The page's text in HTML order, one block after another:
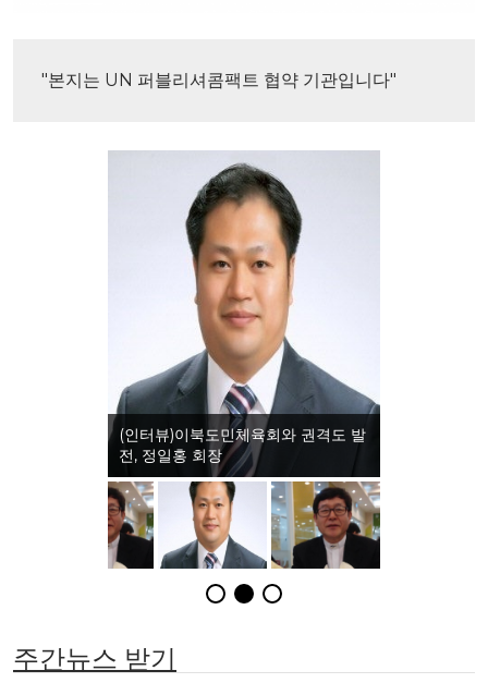
"본지는 UN 퍼블리셔콤팩트 협약 기관입니다"
(인터뷰)이북도민체육회와 권격도 발
전, 정일홍 회장
주간뉴스 받기